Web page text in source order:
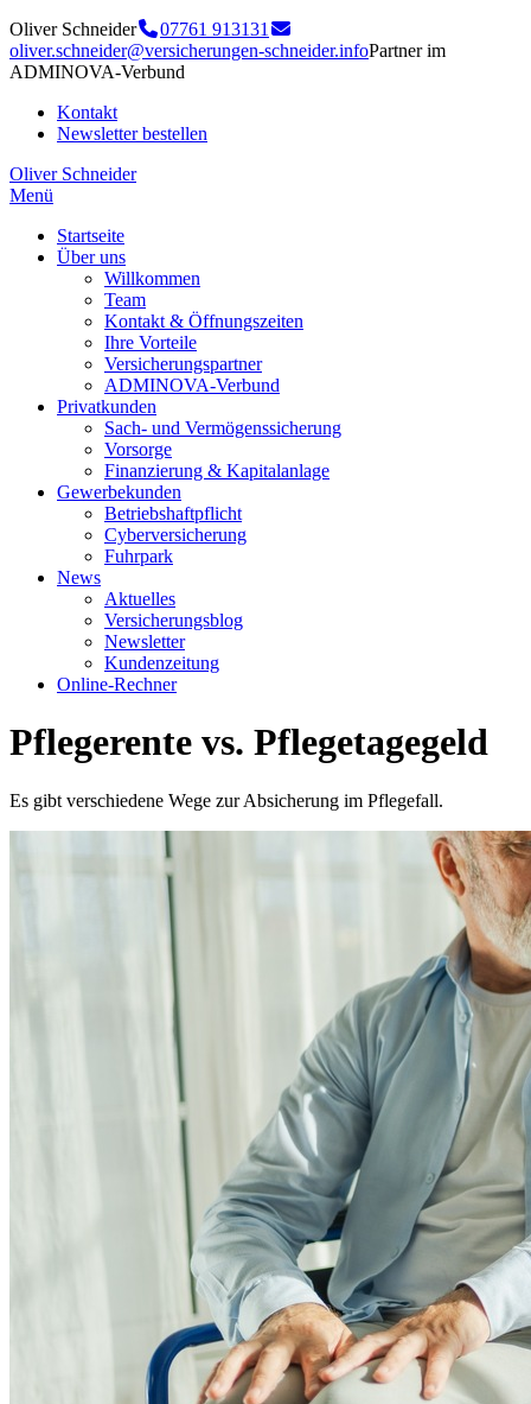
Oliver Schneider
07761 913131
oliver.schneider@versicherungen-schneider.infoPartner im
ADMINOVA-Verbund
Kontakt
Newsletter bestellen
Oliver Schneider
Menü
Startseite
Über uns
Willkommen
Team
Kontakt & Öffnungszeiten
Ihre Vorteile
Versicherungspartner
ADMINOVA-Verbund
Privatkunden
Sach- und Vermögenssicherung
Vorsorge
Finanzierung & Kapitalanlage
Gewerbekunden
Betriebshaftpflicht
Cyberversicherung
Fuhrpark
News
Aktuelles
Versicherungsblog
Newsletter
Kundenzeitung
Online-Rechner
Pflegerente vs. Pflegetagegeld
Es gibt verschiedene Wege zur Absicherung im Pflegefall.